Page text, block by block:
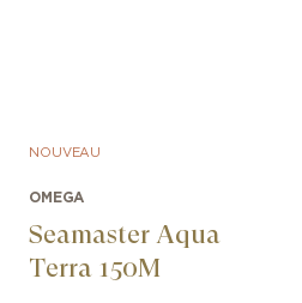
NOUVEAU
OMEGA
Seamaster Aqua
Terra 150M